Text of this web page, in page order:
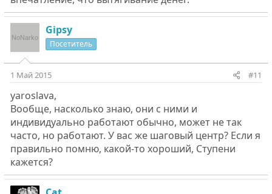
Gipsy
Посетитель
1 Май 2015 #11
yaroslava,
Вообще, насколько знаю, они с ними и
индивидуально работают обычно, может не так
часто, но работают. У вас же шаговый центр? Если я
правильно помню, какой-то хороший, Ступени
кажется?